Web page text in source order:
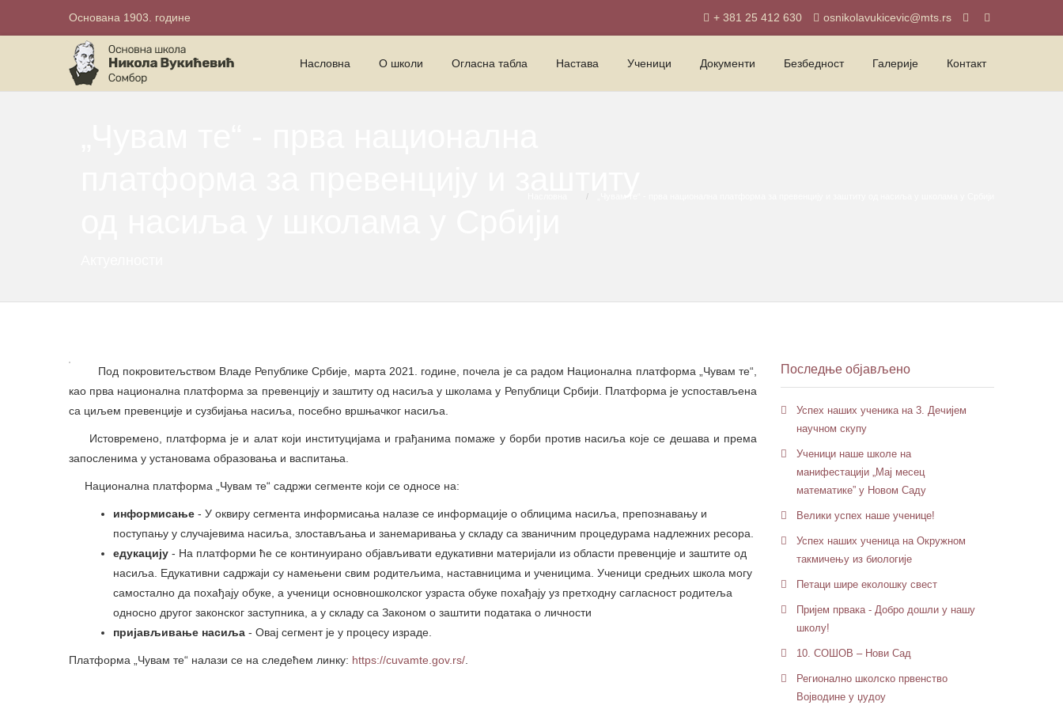
Основана 1903. године + 381 25 412 630 osnikolavukicevic@mts.rs
Насловна О школи Огласна табла Настава Ученици Документи Безбедност Галерије Контакт
Под покровитељством Владе Републике Србије, марта 2021. године, почела је са радом Национална платформа „Чувам те“,
као прва национална платформа за превенцију и заштиту од насиља у школама у Републици Србији. Платформа је успостављена
са циљем превенције и сузбијања насиља, посебно вршњачког насиља.
Истовремено, платформа је и алат који институцијама и грађанима помаже у борби против насиља које се дешава и према
запосленима у установама образовања и васпитања.
Национална платформа „Чувам те“ садржи сегменте који се односе на:
информисање - У оквиру сегмента информисања налазе се информације о облицима насиља, препознавању и
поступању у случајевима насиља, злостављања и занемаривања у складу са званичним процедурама надлежних ресора.
едукацију - На платформи ћe се континуирано објављивати едукативни материјали из области превенције и заштите од
насиља. Едукативни садржаји су намењени свим родитељима, наставницима и ученицима. Ученици средњих школа могу
самостално да похађају обуке, а ученици основношколскоr узраста обуке похађају уз претходну сагласност родитеља
односно другог законског заступника, а у складу са Законом о заштити података о личности
пријављивање насиља - Овај сегмент је у процесу израде.
Платформа „Чувам те“ налази се на следећем линку: https://cuvamte.gov.rs/
Последње објављено
Успех наших ученика на 3. Дечијем
научном скупу
Ученици наше школе на
манифестацији „Мај месец
математике” у Новом Саду
Велики успех наше ученице!
Успех наших ученица на Окружном
такмичењу из биологије
Петaци шире еколошку свест
Пријем првака - Добро дошли у нашу
школу!
10. СОШОВ – Нови Сад
Регионално школско првенство
Војводине у џудоу